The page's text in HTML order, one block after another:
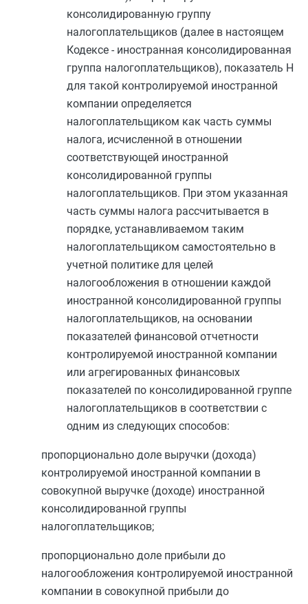
консолидированную группу
налогоплательщиков (далее в настоящем
Кодексе - иностранная консолидированная
группа налогоплательщиков), показатель Н
для такой контролируемой иностранной
компании определяется
налогоплательщиком как часть суммы
налога, исчисленной в отношении
соответствующей иностранной
консолидированной группы
налогоплательщиков. При этом указанная
часть суммы налога рассчитывается в
порядке, устанавливаемом таким
налогоплательщиком самостоятельно в
учетной политике для целей
налогообложения в отношении каждой
иностранной консолидированной группы
налогоплательщиков, на основании
показателей финансовой отчетности
контролируемой иностранной компании
или агрегированных финансовых
показателей по консолидированной группе
налогоплательщиков в соответствии с
одним из следующих способов:
пропорционально доле выручки (дохода)
контролируемой иностранной компании в
совокупной выручке (доходе) иностранной
консолидированной группы
налогоплательщиков;
пропорционально доле прибыли до
налогообложения контролируемой иностранной
компании в совокупной прибыли до